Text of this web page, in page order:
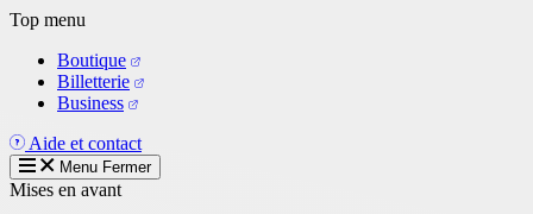
Aller
contenu
principal
Top menu
Boutique
Billetterie
Business
Aide et contact
Menu Fermer
Mises en avant